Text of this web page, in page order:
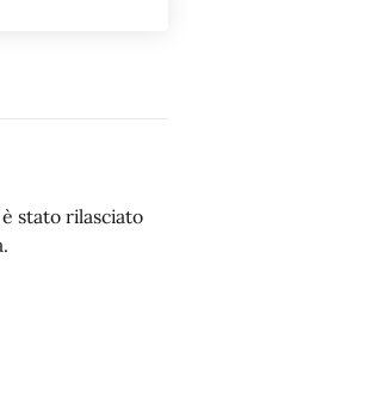
stato rilasciato